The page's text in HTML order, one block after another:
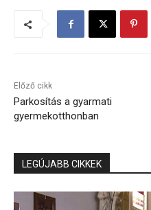
Előző cikk
Parkosítás a gyarmati
gyermekotthonban
LEGÚJABB CIKKEK